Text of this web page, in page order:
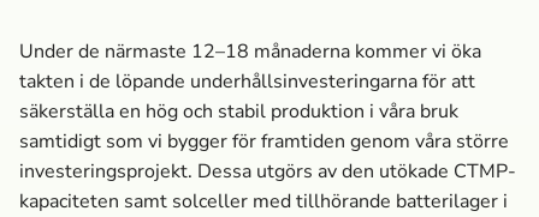
Under de närmaste 12–18 månaderna kommer vi öka
takten i de löpande underhållsinvesteringarna för att
säkerställa en hög och stabil produktion i våra bruk
samtidigt som vi bygger för framtiden genom våra större
investeringsprojekt. Dessa utgörs av den utökade CTMP-
kapaciteten samt solceller med tillhörande batterilager i